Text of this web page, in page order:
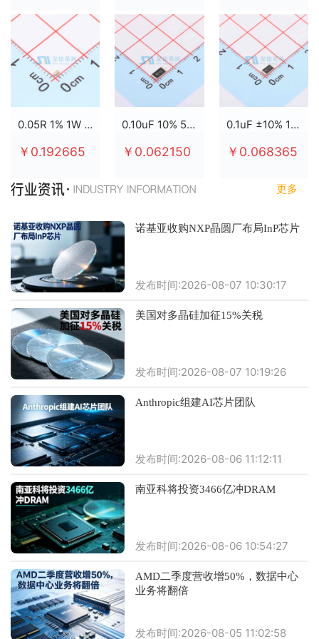
0.05R 1% 1W 2512
￥0.192665
0.10uF 10% 50V X7R 0805
￥0.062150
0.1uF ±10% 100V X7R 0805
￥0.068365
更多
诺基亚收购NXP晶圆厂布局InP芯片
发布时间:2026-08-07 10:30:17
美国对多晶硅加征15%关税
发布时间:2026-08-07 10:19:26
Anthropic组建AI芯片团队
发布时间:2026-08-06 11:12:11
南亚科将投资3466亿冲DRAM
发布时间:2026-08-06 10:54:27
AMD二季度营收增50%，数据中心
业务将翻倍
发布时间:2026-08-05 11:02:58